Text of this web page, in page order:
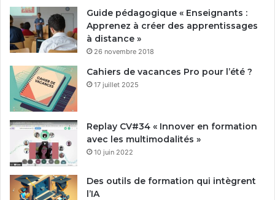
Guide pédagogique « Enseignants :
Apprenez à créer des apprentissages
à distance »
26 novembre 2018
Cahiers de vacances Pro pour l’été ?
17 juillet 2025
Replay CV#34 « Innover en formation
avec les multimodalités »
10 juin 2022
Des outils de formation qui intègrent
l’IA